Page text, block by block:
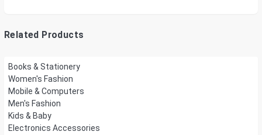
Related Products
Books & Stationery
Women's Fashion
Mobile & Computers
Men's Fashion
Kids & Baby
Electronics Accessories